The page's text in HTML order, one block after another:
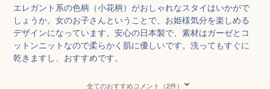
エレガント系の色柄（小花柄）がおしゃれなスタイはいかがで
しょうか。女のお子さんということで、お姫様気分を楽しめる
デザインになっています。安心の日本製で、素材はガーゼとコ
ットンニットなので柔らかく肌に優しいです。洗ってもすぐに
乾きますし、おすすめです。
全てのおすすめコメント（2件）